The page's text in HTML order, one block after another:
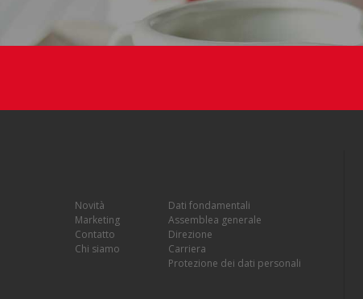
Novità
Marketing
Contatto
Chi siamo
Dati fondamentali
Assemblea generale
Direzione
Carriera
Protezione dei dati personali